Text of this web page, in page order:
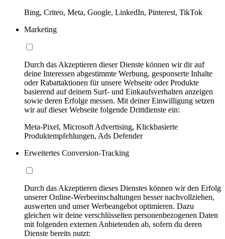
Bing, Criteo, Meta, Google, LinkedIn, Pinterest, TikTok
Marketing
Durch das Akzeptieren dieser Dienste können wir dir auf
deine Interessen abgestimmte Werbung, gesponserte Inhalte
oder Rabattaktionen für unsere Webseite oder Produkte
basierend auf deinem Surf- und Einkaufsverhalten anzeigen
sowie deren Erfolge messen. Mit deiner Einwilligung setzen
wir auf dieser Webseite folgende Drittdienste ein:
Meta-Pixel, Microsoft Advertising, Klickbasierte
Produktempfehlungen, Ads Defender
Erweitertes Conversion-Tracking
Durch das Akzeptieren dieses Dienstes können wir den Erfolg
unserer Online-Werbeeinschaltungen besser nachvollziehen,
auswerten und unser Werbeangebot optimieren. Dazu
gleichen wir deine verschlüsselten personenbezogenen Daten
mit folgenden externen Anbietenden ab, sofern du deren
Dienste bereits nutzt: